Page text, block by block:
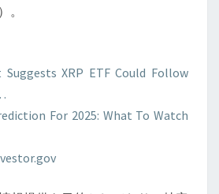
。
XRP ETF Could Follow
For 2025: What To Watch